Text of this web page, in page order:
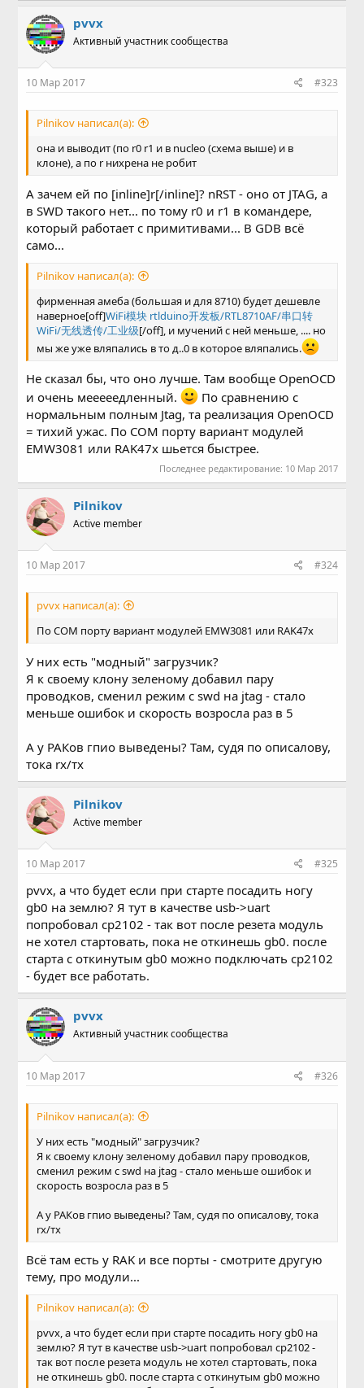
pvvx
Активный участник сообщества
10 Мар 2017 #323
Pilnikov написал(а):
она и выводит (по r0 r1 и в nucleo (схема выше) и в
клоне), а по r нихрена не робит
А зачем ей по [inline]r[/inline]? nRST - oно от JTAG, а
в SWD такого нет... по тому r0 и r1 в командере,
который работает с примитивами... В GDB всё
само...
Pilnikov написал(а):
фирменная амеба (большая и для 8710) будет дешевле
наверное[off]WiFi模块 rtlduino开发板/RTL8710AF/串口转
WiFi/无线透传/工业级[/off], и мучений с ней меньше, .... но
мы же уже вляпались в то д..0 в которое вляпались.
Не сказал бы, что оно лучше. Там вообще OpenOCD
и очень мееееедленный.
По сравнению с
нормальным полным Jtag, та реализация OpenOCD
= тихий ужас. По COM порту вариант модулей
EMW3081 или RAK47x шьется быстрее.
Последнее редактирование: 10 Мар 2017
Pilnikov
Active member
10 Мар 2017 #324
pvvx написал(а):
По COM порту вариант модулей EMW3081 или RAK47x
У них есть "модный" загрузчик?
Я к своему клону зеленому добавил пару
проводков, сменил режим с swd на jtag - стало
меньше ошибок и скорость возросла раз в 5
А у РАКов гпио выведены? Там, судя по описалову,
тока rх/тх
Pilnikov
Active member
10 Мар 2017 #325
pvvx, а что будет если при старте посадить ногу
gb0 на землю? Я тут в качестве usb->uart
попробовал cp2102 - так вот после резета модуль
не хотел стартовать, пока не откинешь gb0. после
старта с откинутым gb0 можно подключать cp2102
- будет все работать.
pvvx
Активный участник сообщества
10 Мар 2017 #326
Pilnikov написал(а):
У них есть "модный" загрузчик?
Я к своему клону зеленому добавил пару проводков,
сменил режим с swd на jtag - стало меньше ошибок и
скорость возросла раз в 5
А у РАКов гпио выведены? Там, судя по описалову, тока
rх/тх
Всё там есть у RAK и все порты - смотрите другую
тему, про модули...
Pilnikov написал(а):
pvvx, а что будет если при старте посадить ногу gb0 на
землю? Я тут в качестве usb->uart попробовал cp2102 -
так вот после резета модуль не хотел стартовать, пока
не откинешь gb0. после старта с откинутым gb0 можно